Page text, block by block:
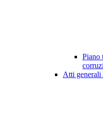
Piano
Atti generali